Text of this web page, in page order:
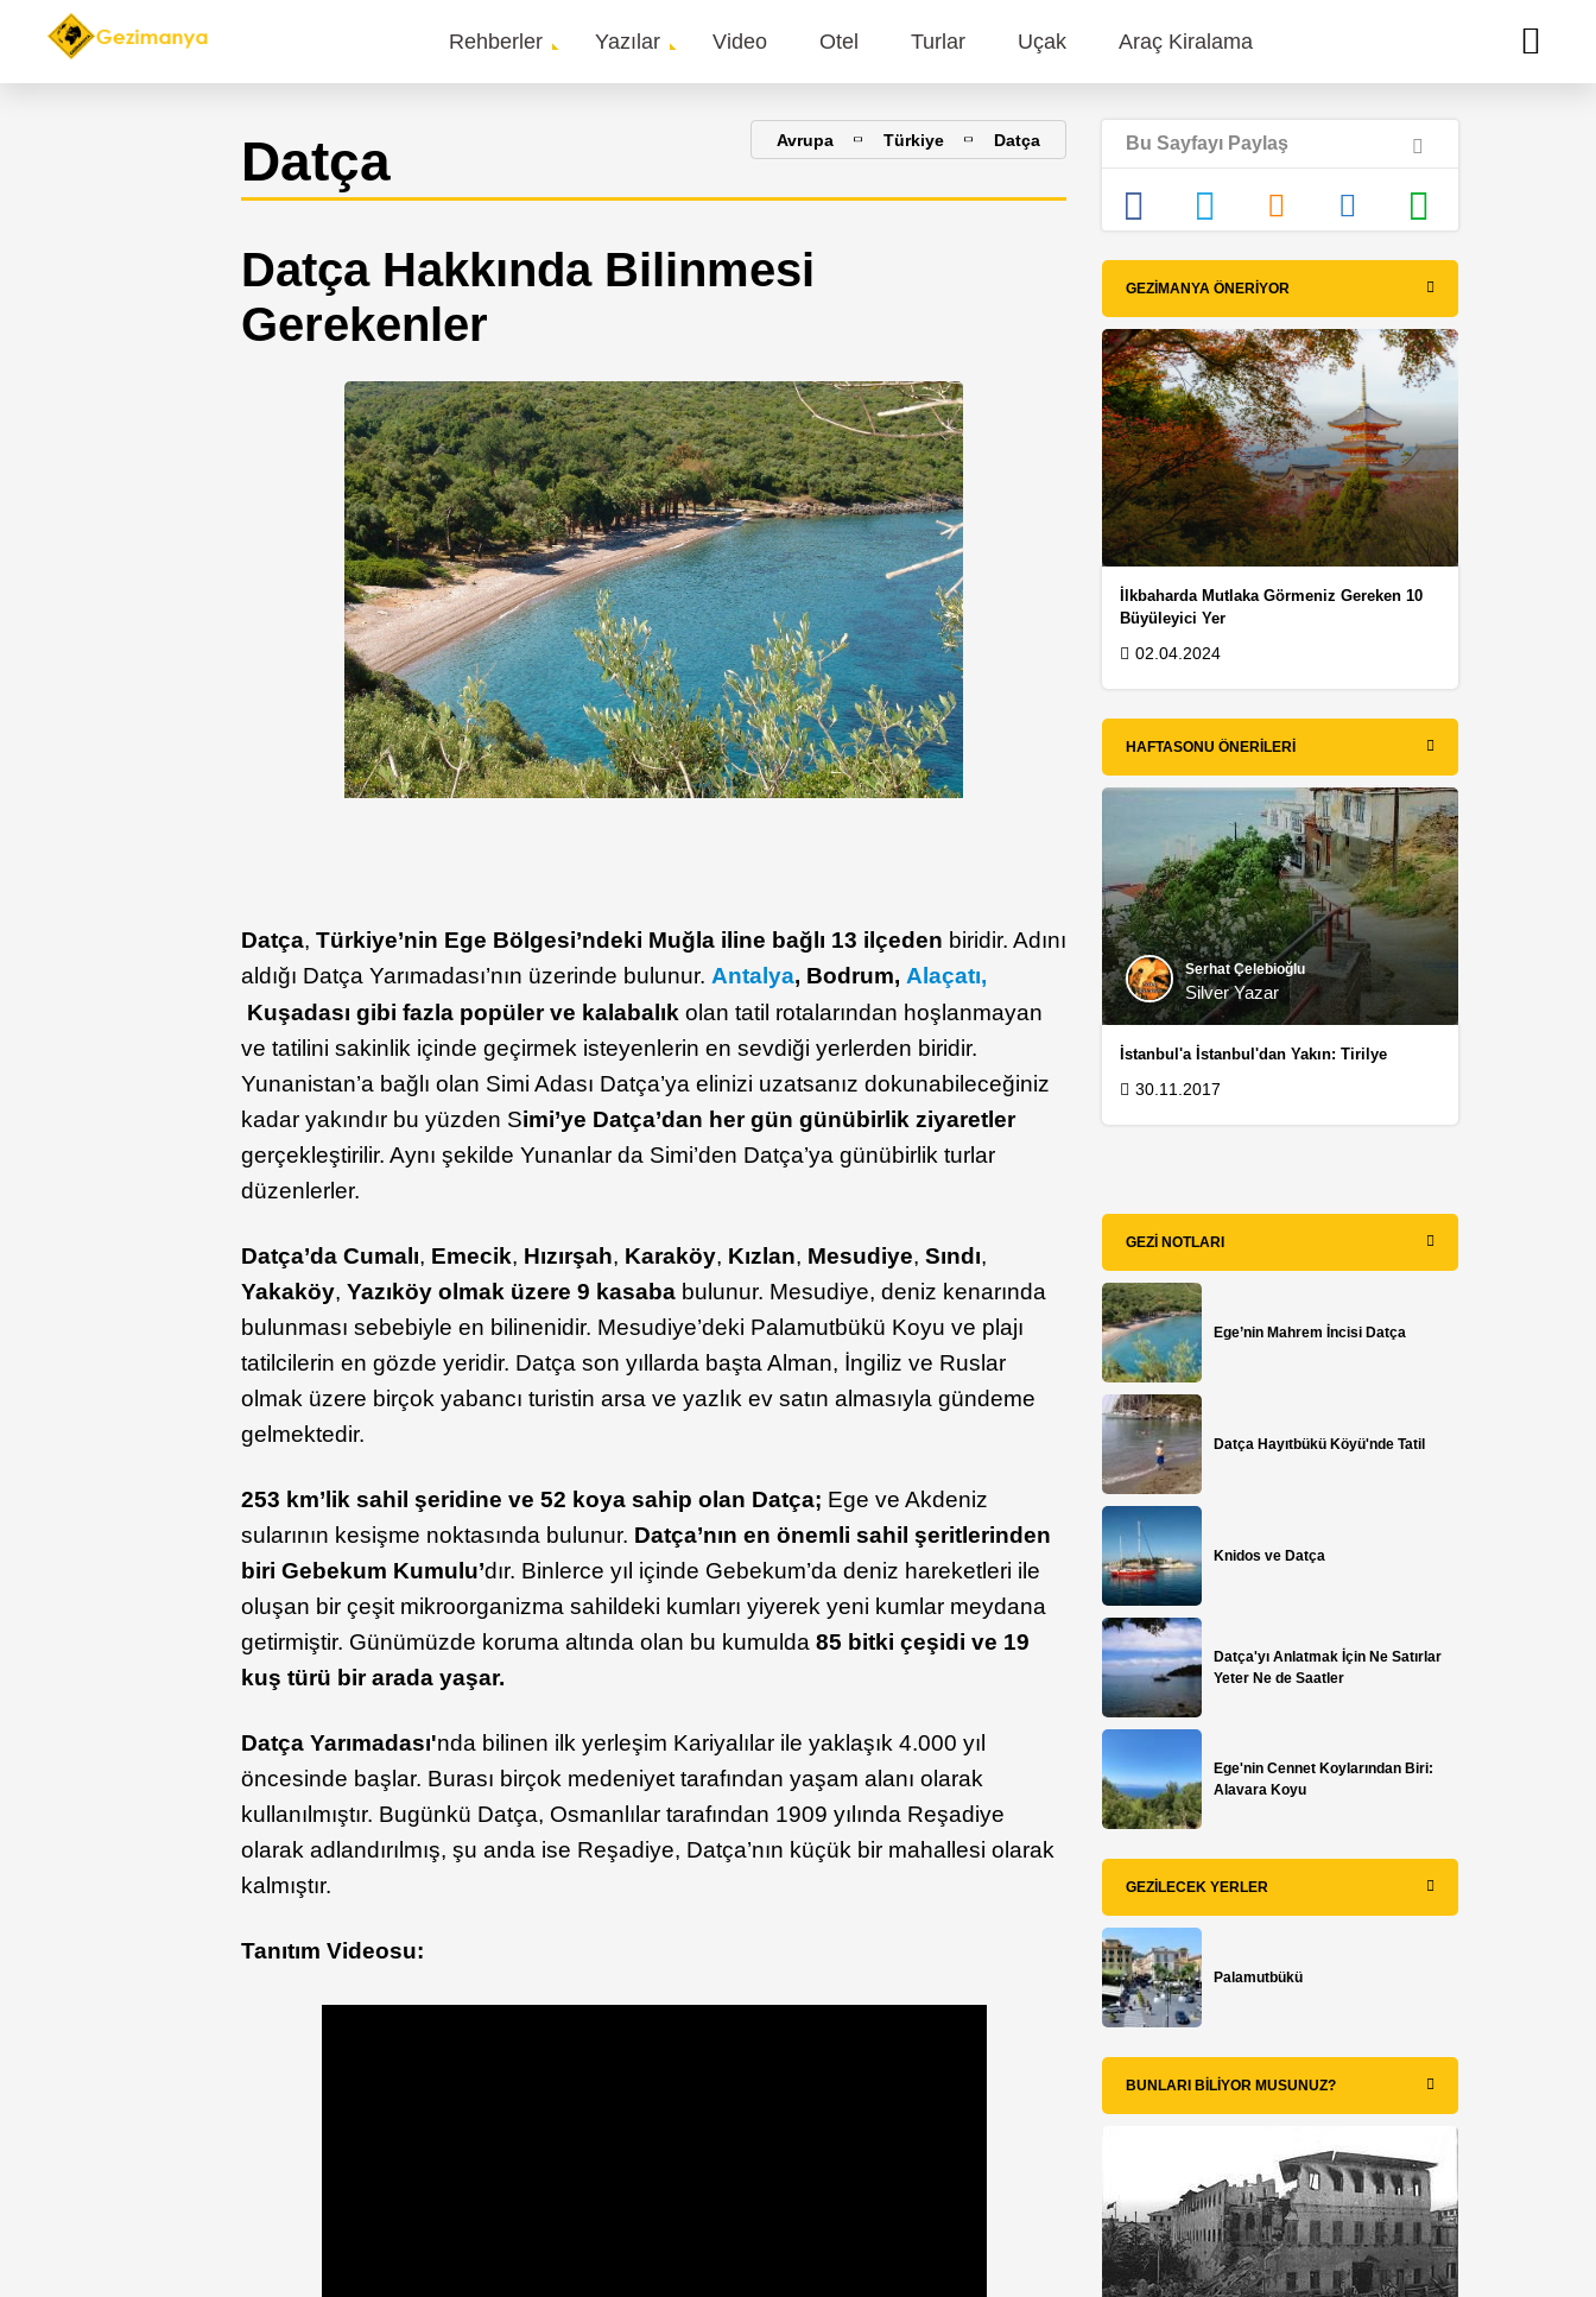
Main
Rehberler Yazılar Video Otel Turlar Uçak Araç Kiralama
Datça Avrupa Türkiye Datça
Datça Hakkında Bilinmesi
Gerekenler
Datça,Türkiye’nin Ege Bölgesi’ndeki Muğla iline bağlı 13 ilçeden biridir. Adını
aldığı Datça Yarımadası’nın üzerinde bulunur.Antalya, Bodrum,Alaçatı,
Kuşadası gibi fazla popüler ve kalabalık olan tatil rotalarından hoşlanmayan
ve tatilini sakinlik içinde geçirmek isteyenlerin en sevdiği yerlerden biridir.
Yunanistan’a bağlı olan Simi Adası Datça’ya elinizi uzatsanız dokunabileceğiniz
kadar yakındır bu yüzden Simi’ye Datça’dan her gün günübirlik ziyaretler
gerçekleştirilir. Aynı şekilde Yunanlar da Simi’den Datça’ya günübirlik turlar
düzenlerler.
Datça’da Cumalı, Emecik, Hızırşah, Karaköy, Kızlan, Mesudiye,Sındı,
Yakaköy,Yazıköy olmak üzere 9 kasaba bulunur. Mesudiye, deniz kenarında
bulunması sebebiyle en bilinenidir. Mesudiye’deki Palamutbükü Koyu ve plajı
tatilcilerin en gözde yeridir. Datça son yıllarda başta Alman, İngiliz ve Ruslar
olmak üzere birçok yabancı turistin arsa ve yazlık ev satın almasıyla gündeme
gelmektedir.
253 km’lik sahil şeridine ve 52 koya sahip olan Datça; Ege ve Akdeniz
sularının kesişme noktasında bulunur. Datça’nın en önemli sahil şeritlerinden
biri Gebekum Kumulu’dır. Binlerce yıl içinde Gebekum’da deniz hareketleri ile
oluşan bir çeşit mikroorganizma sahildeki kumları yiyerek yeni kumlar meydana
getirmiştir. Günümüzde koruma altında olan bu kumulda85 bitki çeşidi ve 19
kuş türü bir arada yaşar.
Datça Yarımadası'nda bilinen ilk yerleşim Kariyalılar ile yaklaşık 4.000 yıl
öncesinde başlar. Burası birçok medeniyet tarafından yaşam alanı olarak
kullanılmıştır. Bugünkü Datça, Osmanlılar tarafından 1909 yılında Reşadiye
olarak adlandırılmış, şu anda ise Reşadiye, Datça’nın küçük bir mahallesi olarak
kalmıştır.
Tanıtım Videosu:
Bu Sayfayı Paylaş
GEZIMANYA ÖNERIYOR
İlkbaharda Mutlaka Görmeniz Gereken 10
Büyüleyici Yer
02.04.2024
HAFTASONU ÖNERILERI
Serhat Çelebioğlu
Silver Yazar
İstanbul'a İstanbul'dan Yakın: Tirilye
30.11.2017
GEZI NOTLARI
Ege’nin Mahrem İncisi Datça
Datça Hayıtbükü Köyü'nde Tatil
Knidos ve Datça
Datça'yı Anlatmak İçin Ne Satırlar
Yeter Ne de Saatler
Ege'nin Cennet Koylarından Biri:
Alavara Koyu
GEZILECEK YERLER
Palamutbükü
BUNLARI BILIYOR MUSUNUZ?